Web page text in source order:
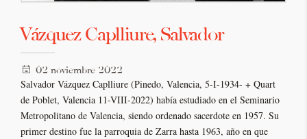
Vázquez Caplliure, Salvador
02 noviembre 2022
Salvador Vázquez Caplliure (Pinedo, Valencia, 5-I-1934- + Quart
de Poblet, Valencia 11-VIII-2022) había estudiado en el Seminario
Metropolitano de Valencia, siendo ordenado sacerdote en 1957. Su
primer destino fue la parroquia de Zarra hasta 1963, año en que